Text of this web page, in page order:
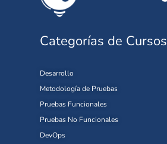
Categorías de Cursos
Desarrollo
Metodología de Pruebas
Pruebas Funcionales
Pruebas No Funcionales
DevOps